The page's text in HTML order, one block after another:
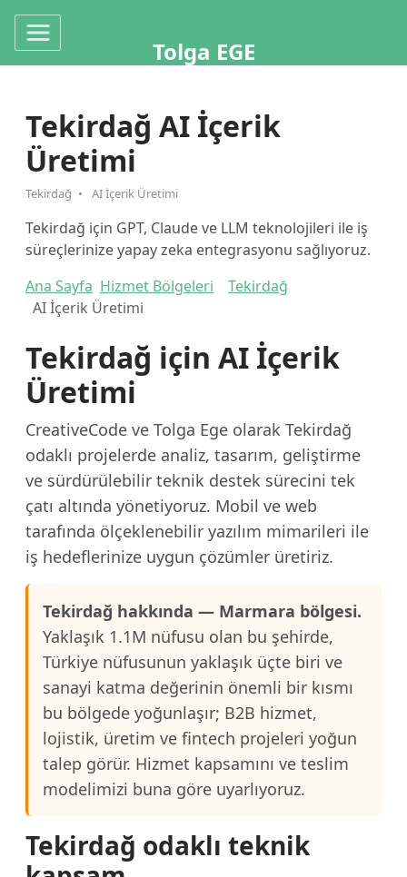
Tolga EGE
Tekirdağ AI İçerik
Üretimi
Tekirdağ AI İçerik Üretimi
Tekirdağ için GPT, Claude ve LLM teknolojileri ile iş
süreçlerinize yapay zeka entegrasyonu sağlıyoruz.
Ana Sayfa Hizmet Bölgeleri
Tekirdağ
AI İçerik Üretimi
Tekirdağ için AI İçerik
Üretimi
CreativeCode ve Tolga Ege olarak Tekirdağ
odaklı projelerde analiz, tasarım, geliştirme
ve sürdürülebilir teknik destek sürecini tek
çatı altında yönetiyoruz. Mobil ve web
tarafında ölçeklenebilir yazılım mimarileri ile
iş hedeflerinize uygun çözümler üretiriz.
Tekirdağ hakkında — Marmara bölgesi.
Yaklaşık 1.1M nüfusu olan bu şehirde,
Türkiye nüfusunun yaklaşık üçte biri ve
sanayi katma değerinin önemli bir kısmı
bu bölgede yoğunlaşır; B2B hizmet,
lojistik, üretim ve fintech projeleri yoğun
talep görür. Hizmet kapsamını ve teslim
modelimizi buna göre uyarlıyoruz.
Tekirdağ odaklı teknik